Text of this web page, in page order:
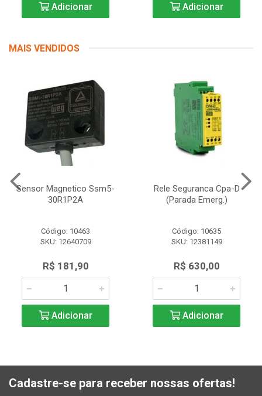
Adicionar Adicionar
MAIS VENDIDOS
Sensor Magnetico Ssm5-
30R1P2A
Código: 10463
SKU: 12640709
R$ 181,90
Adicionar
Rele Seguranca Cpa-D
(Parada Emerg.)
Código: 10635
SKU: 12381149
R$ 630,00
Adicionar
Cadastre-se para receber nossas ofertas!